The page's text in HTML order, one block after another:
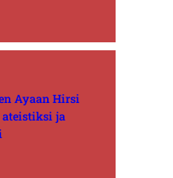
Ayaan Hirsi
ja